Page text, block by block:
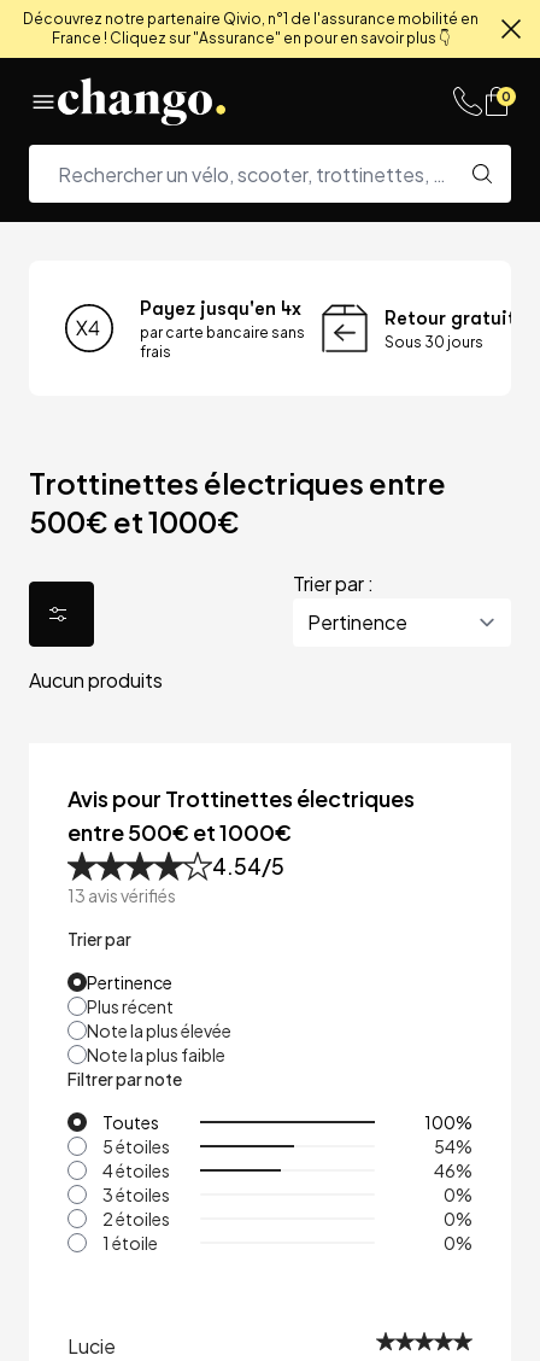
Découvrez notre partenaire Qivio, n°1 de l'assurance mobilité en
France ! Cliquez sur "Assurance" en pour en savoir plus 👇
0
Payez jusqu'en 4x
par carte bancaire sans
frais
Retour gratuit
Sous 30 jours
Trottinettes électriques entre
500€ et 1000€
Trier par :
Aucun produits
Avis pour Trottinettes électriques
entre 500€ et 1000€
4.54/5
13 avis vérifiés
Trier par
Pertinence
Plus récent
Note la plus élevée
Note la plus faible
Filtrer par note
Toutes
100%
5 étoiles
54%
4 étoiles
46%
3 étoiles
0%
2 étoiles
0%
1 étoile
0%
Lucie